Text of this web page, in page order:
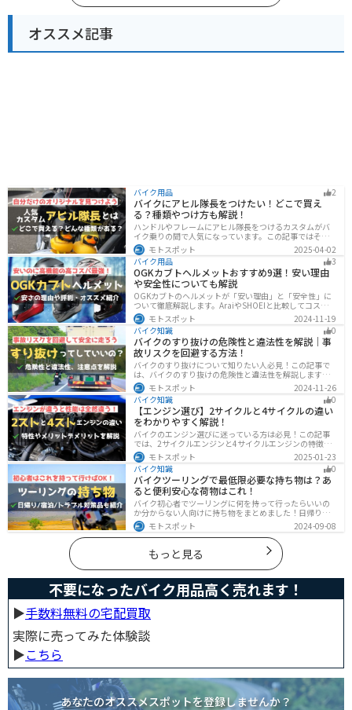
オススメ記事
バイク用品 2
バイクにアヒル隊長をつけたい！どこで買え
る？種類やつけ方も解説！
ハンドルやフレームにアヒル隊長をつけるカスタムがバ
イク乗りの間で人気になっています。この記事ではそん
なアヒル隊長について、どこで買えるのかどんな種類が
あるのか、バイクに付ける際の注意点などまとめまし
た。アヒル隊長でオリジナルカスタムをしたい人は参考
にしてください。
モトスポット
2025-04-02
バイク用品
3
OGKカブトヘルメットおすすめ9選！安い理由
や安全性についても解説
OGKカブトのヘルメットが「安い理由」と「安全性」に
ついて徹底解説します。AraiやSHOEIと比較してコスパが
高く、信頼性も兼ね備えたOGKカブトのヘルメット。初
心者ライダーからベテランまでおすすめのモデル9選と、
実際の口コミや評判、選び方も詳しく紹介します。
モトスポット
2024-11-19
バイク知識
0
バイクのすり抜けの危険性と違法性を解説｜事
故リスクを回避する方法！
バイクのすり抜けについて知りたい人必見！この記事で
は、バイクのすり抜けの危険性と違法性を解説します。
実は、すり抜けによる事故のリスクは想像以上に高いで
す。記事を参考にすり抜けのリスクを理解し、安全運転
に努めましょう。
モトスポット
2024-11-26
バイク知識
0
【エンジン選び】2サイクルと4サイクルの違い
をわかりやすく解説！
バイクのエンジン選びに迷っている方は必見！この記事
では、2サイクルエンジンと4サイクルエンジンの特徴や
メリット、選び方を解説しています。実は、4サイクルエ
ンジンは燃費が良く経済的で扱いやすいため、初心者の
方にはおすすめです。記事を読めば、最適なエンジン選
びのヒントが得られます。
モトスポット
2025-01-23
バイク知識
0
バイクツーリングで最低限必要な持ち物は？あ
ると便利安心な荷物はこれ！
バイク初心者でツーリングに何を持って行ったらいいの
か分からない人向けに持ち物をまとめました！日帰りや1
泊以上の日数別、トラブル対策やメンテ用品、出先であ
ると便利なアイテムまで全て解説しています。アレを忘
れた！持ってきたけど使わなかったなど出先で困らない
よう自分に必要な荷物を把握しておきましょう。
モトスポット 2024-09-08
もっと見る
不要になったバイク用品高く売れます！
▶︎手数料無料の宅配買取
実際に売ってみた体験談
▶︎こちら
あなたのオススメスポットを登録しませんか？